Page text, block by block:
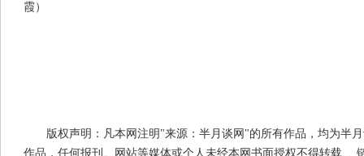
霞）
版权声明：凡本网注明"来源：半月谈网"的所有作品，均为半
作品，任何报刊、网站等媒体或个人未经本网书面授权不得转载、